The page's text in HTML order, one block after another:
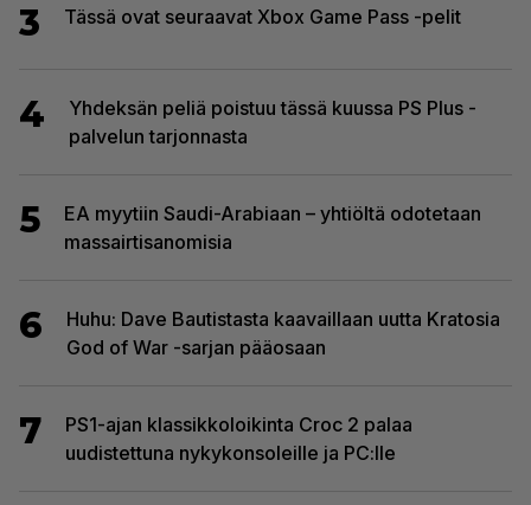
3 Tässä ovat seuraavat Xbox Game Pass -pelit
4
Yhdeksän peliä poistuu tässä kuussa PS Plus -
palvelun tarjonnasta
5
EA myytiin Saudi-Arabiaan – yhtiöltä odotetaan
massairtisanomisia
6
Huhu: Dave Bautistasta kaavaillaan uutta Kratosia
God of War -sarjan pääosaan
7
PS1-ajan klassikkoloikinta Croc 2 palaa
uudistettuna nykykonsoleille ja PC:lle